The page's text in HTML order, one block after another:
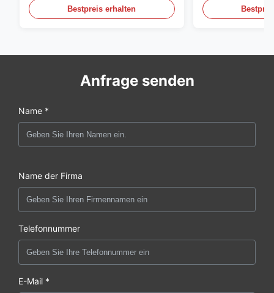
PE-FlaschenBestpreis erhalten
Blasformgeräte
Anfrage senden
Name *
Name der Firma
Telefonnummer
E-Mail *